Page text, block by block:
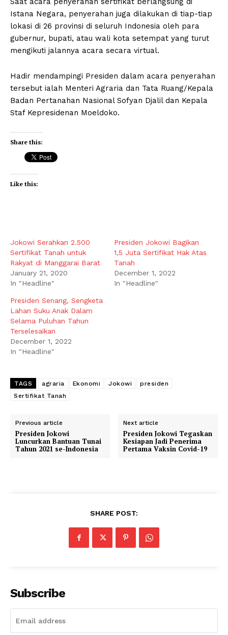
Istana Negara, penyerahan juga dilakukan di tiap-tiap
lokasi di 26 provinsi di seluruh Indonesia oleh para
gubernur, bupati, atau wali kota setempat yang turut
mengikuti jalannya acara secara virtual.
Hadir mendampingi Presiden dalam acara penyerahan
tersebut ialah Menteri Agraria dan Tata Ruang/Kepala
Badan Pertanahan Nasional Sofyan Djalil dan Kepala
Staf Kepresidenan Moeldoko.
Share this:
Like this:
Jokowi Serahkan 2.500
Sertifikat Tanah untuk
Rakyat di Manggarai Barat
January 21, 2020
In "Headline"
Presiden Jokowi Bagikan
1,5 Juta Sertifikat Hak Atas
Tanah
December 1, 2022
In "Headline"
Presiden Senang, Sengketa
Lahan Suku Anak Dalam
Selama Puluhan Tahun
Terselesaikan
December 1, 2022
In "Headline"
TAGS agraria Ekonomi Jokowi
presiden
Sertifikat Tanah
Previous article
Presiden Jokowi
Luncurkan Bantuan Tunai
Tahun 2021 se-Indonesia
Next article
Presiden Jokowi Tegaskan
Kesiapan Jadi Penerima
Pertama Vaksin Covid-19
SHARE POST:
Subscribe